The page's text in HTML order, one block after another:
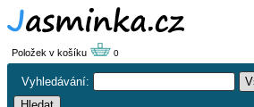
Položek v košíku 0
Vyhledávání: